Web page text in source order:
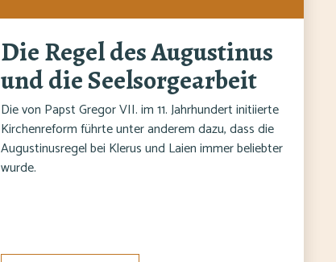
Die Regel des Augustinus
und die Seelsorgearbeit
Die von Papst Gregor VII. im 11. Jahrhundert initiierte
Kirchenreform führte unter anderem dazu, dass die
Augustinusregel bei Klerus und Laien immer beliebter
wurde.